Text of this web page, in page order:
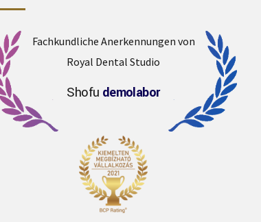
Fachkundliche Anerkennungen von
Royal Dental Studio
Shofu demolabor